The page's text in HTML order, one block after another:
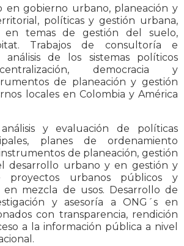
en gobierno urbano, planeación y
políticas y gestión urbana,
en temas de gestión del suelo,
Trabajos de consultoría e
análisis de los sistemas políticos
democracia y
de planeación y gestión
locales en Colombia y América
y evaluación de políticas
planes de ordenamiento
de planeación, gestión
desarrollo urbano y en gestión y
proyectos urbanos públicos y
en mezcla de usos. Desarrollo de
y asesoría a ONG´s en
con transparencia, rendición
a la información pública a nivel